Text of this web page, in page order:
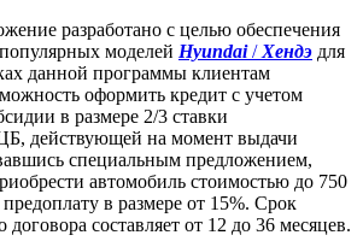
разработано с целью обеспечения
моделей Hyundai/ Хендэ для
данной программы клиентам
оформить кредит c учетом
в размере 2/3 ставки
действующей на момент выдачи
специальным предложением,
автомобиль стоимостью до 750
в размере от 15%. Срок
договора составляет от 12 до 36 месяцев.